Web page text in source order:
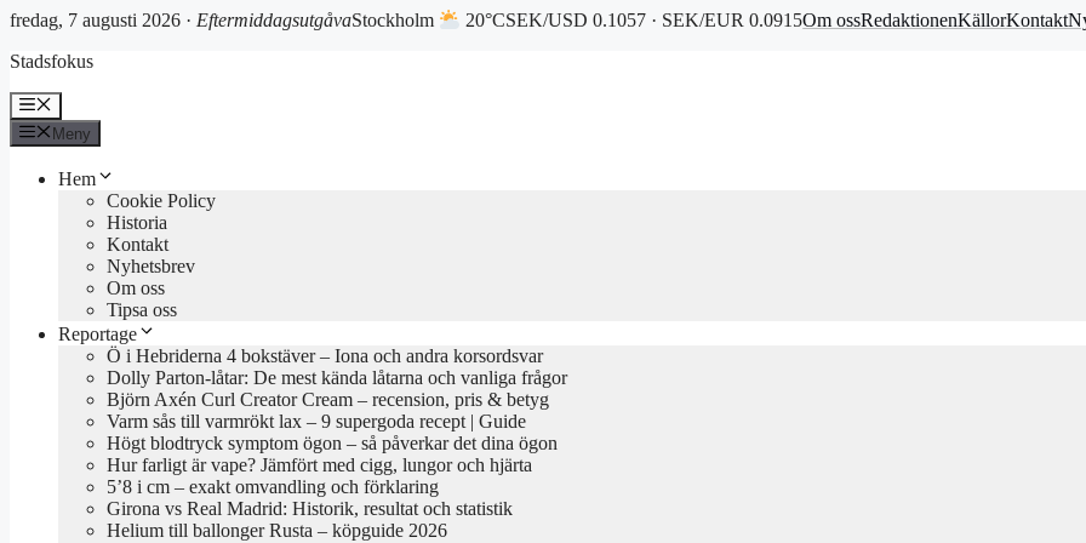
fredag, 7 augusti 2026 · EftermiddagsutgåvaStockholm 20°CSEK/USD 0.1057 · SEK/EUR 0.0915Om ossRedaktionenKällorKontakt
till
Stadsfokus
Meny
Meny
Hem
Cookie Policy
Historia
Kontakt
Nyhetsbrev
Om oss
Tipsa oss
Reportage
Ö i Hebriderna 4 bokstäver – Iona och andra korsordsvar
Dolly Parton-låtar: De mest kända låtarna och vanliga frågor
Björn Axén Curl Creator Cream – recension, pris & betyg
Varm sås till varmrökt lax – 9 supergoda recept | Guide
Högt blodtryck symptom ögon – så påverkar det dina ögon
Hur farligt är vape? Jämfört med cigg, lungor och hjärta
5’8 i cm – exakt omvandling och förklaring
Girona vs Real Madrid: Historik, resultat och statistik
Helium till ballonger Rusta – köpguide 2026